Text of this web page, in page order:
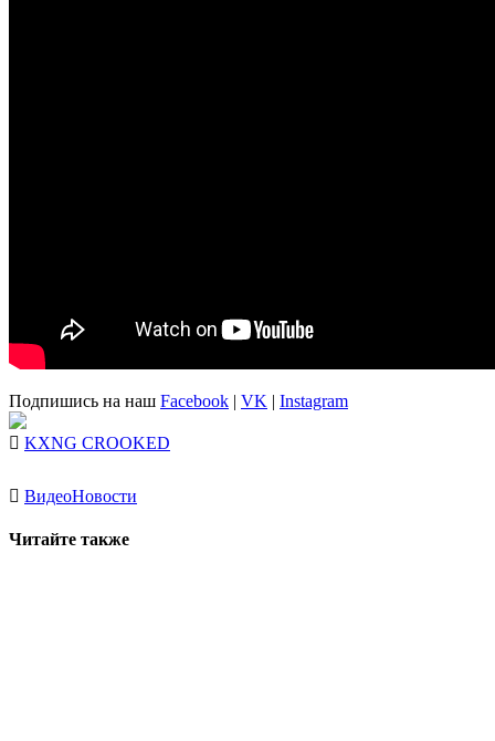
Подпишись на наш Facebook | VK | Instagram
KXNG CROOKED
ВидеоНовости
Читайте также